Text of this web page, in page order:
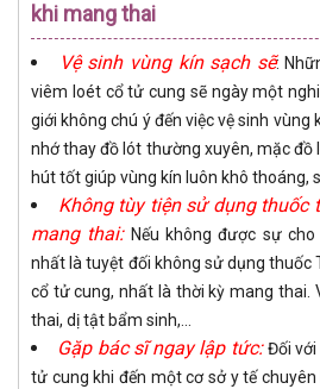
khi mang thai
Vệ sinh vùng kín sạch sẽ:
viêm loét cổ tử cung sẽ ngày một
giới không chú ý đến việc vệ sinh vùng
nhớ thay đồ lót thường xuyên, mặc đồ
hút tốt giúp vùng kín luôn khô thoáng,
Không tùy tiện sử dụng thuốc
mang thai:Nếu không được sự
nhất là tuyệt đối không sử dụng thuốc
cổ tử cung, nhất là thời kỳ mang thai.
thai, dị tật bẩm sinh,...
Gặp bác sĩ ngay lập tức:Đối với
tử cung khi đến một cơ sở y tế